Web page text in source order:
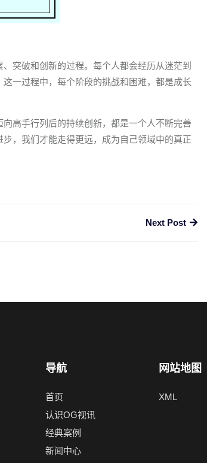
突破和创新的过程。每个人都会经历从迷茫到
一过程中，每个阶段的挑战和困难，都是成长
高手行列后的持续创新，都是一个人不断完善
，我们才能走得更远，成为自己领域中的真正
Next Post
导航
首页
认识OG视讯
经典案例
新闻中心
网站地图
XML